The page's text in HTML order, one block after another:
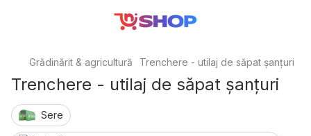
Grădinărit & agricultură Trenchere - utilaj de săpat șanțuri
Trenchere - utilaj de săpat șanțuri
Sere